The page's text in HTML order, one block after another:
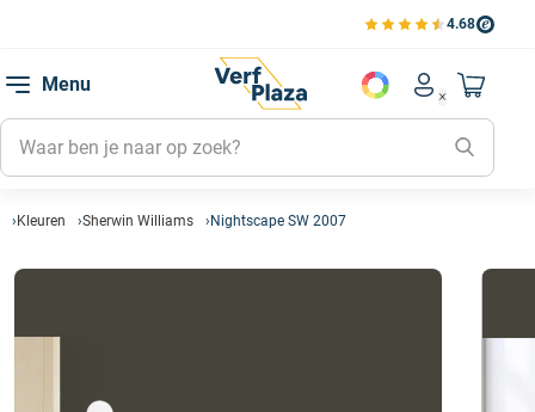
4.68
Bekijk de verfplaza
Menu
Account
Mijn
Mijn
Mijn
Naar
Kleuren Sherwin Williams Nightscape SW 2007